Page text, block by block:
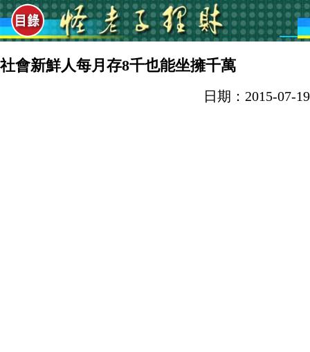
社會新鮮人每月存8千也能坐擁千萬
日期：2015-07-19